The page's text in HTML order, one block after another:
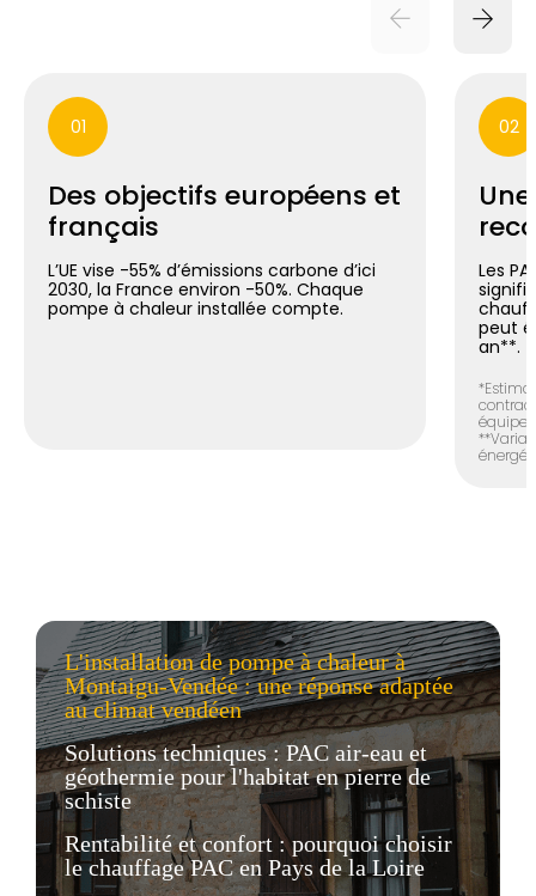
01
Des objectifs européens et
français
L’UE vise -55% d’émissions carbone d’ici
2030, la France environ -50%. Chaque
pompe à chaleur installée compte.
02
Les
peut
an**.
L'installation de pompe à chaleur à
Montaigu-Vendée : une réponse adaptée
au climat vendéen
Solutions techniques : PAC air-eau et
géothermie pour l'habitat en pierre de
schiste
Rentabilité et confort : pourquoi choisir
le chauffage PAC en Pays de la Loire